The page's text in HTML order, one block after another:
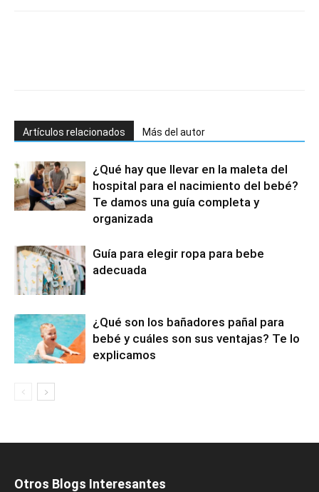
Artículos relacionados Más del autor
¿Qué hay que llevar en la maleta del
hospital para el nacimiento del bebé?
Te damos una guía completa y
organizada
Guía para elegir ropa para bebe
adecuada
¿Qué son los bañadores pañal para
bebé y cuáles son sus ventajas? Te lo
explicamos
Otros Blogs Interesantes